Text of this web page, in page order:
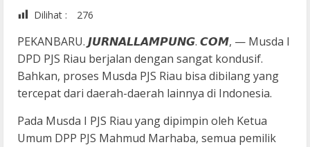
Dilihat :
276
PEKANBARU. 𝙅𝙐𝙍𝙉𝘼𝙇𝙇𝘼𝙈𝙋𝙐𝙉𝙂. 𝘾𝙊𝙈, — Musda I
DPD PJS Riau berjalan dengan sangat kondusif.
Bahkan, proses Musda PJS Riau bisa dibilang yang
tercepat dari daerah-daerah lainnya di Indonesia.
Pada Musda I PJS Riau yang dipimpin oleh Ketua
Umum DPP PJS Mahmud Marhaba, semua pemilik